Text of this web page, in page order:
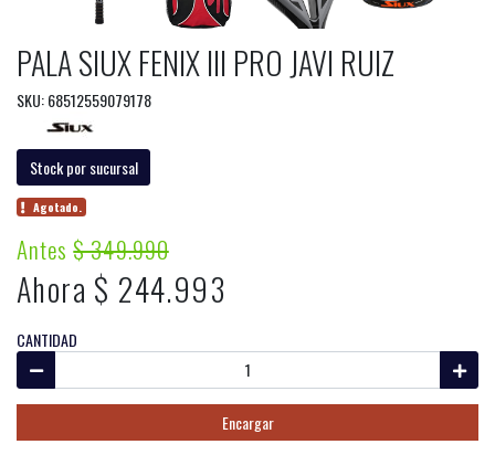
PALA SIUX FENIX III PRO JAVI RUIZ
SKU: 68512559079178
Stock por sucursal
Agotado.
Antes$ 349.990
Ahora $ 244.993
CANTIDAD
Encargar